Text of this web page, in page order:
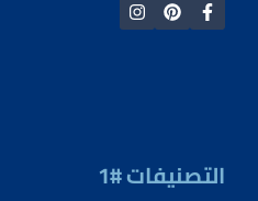
التصنيفات #1